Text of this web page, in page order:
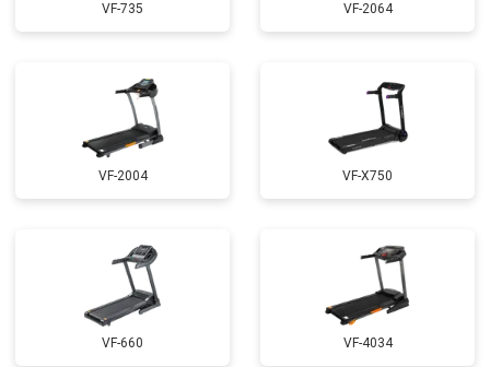
VF-735 VF-2064
VF-2004 VF-X750
VF-660 VF-4034